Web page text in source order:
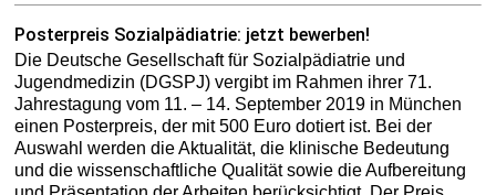
Posterpreis Sozialpädiatrie: jetzt bewerben!
Die Deutsche Gesellschaft für Sozialpädiatrie und
Jugendmedizin (DGSPJ) vergibt im Rahmen ihrer 71.
Jahrestagung vom 11. – 14. September 2019 in München
einen Posterpreis, der mit 500 Euro dotiert ist. Bei der
Auswahl werden die Aktualität, die klinische Bedeutung
und die wissenschaftliche Qualität sowie die Aufbereitung